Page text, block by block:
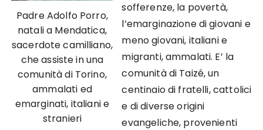
Padre Adolfo Porro,
natali a Mendatica,
sacerdote camilliano,
che assiste in una
comunità di Torino,
ammalati ed
emarginati, italiani e
stranieri
sofferenze, la povertà,
l’emarginazione di giovani e
meno giovani, italiani e
migranti, ammalati. E’ la
comunità di Taizé, un
centinaio di fratelli, cattolici
e di diverse origini
evangeliche, provenienti